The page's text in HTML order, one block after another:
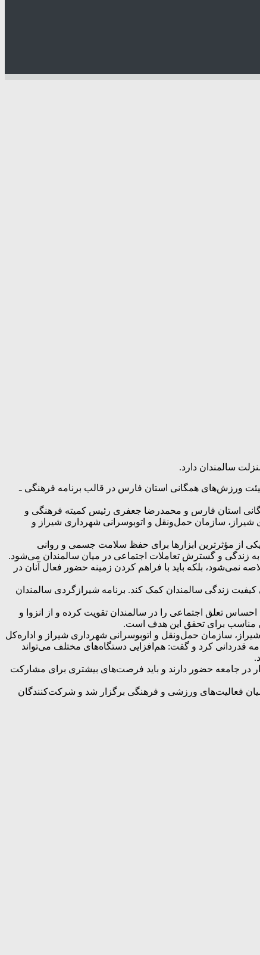
سالمندان دارد.
هیئت ورزش های همگانی استان فارس؛ بیش از ۲۵۰ ورزشکار سالمند هیئت ورزش‌های همگانی استان فارس در قالب برنامه فرهنگی ـ
استان فارس و محمدرضا جعفری رئیس کمیته فرهنگی و
سازمان حمل‌ونقل و اتوبوسرانی شهرداری شیراز و
از مؤثرترین ابزارها برای حفظ سلامت جسمی و روانی
زندگی و گسترش تعاملات اجتماعی در میان سالمندان می‌شود.
نمی‌شود، بلکه باید با فراهم کردن زمینه حضور فعال آنان در
زندگی سالمندان کمک کند. برنامه شیرازگردی سالمندان
تعلق اجتماعی را در سالمندان تقویت کرده و از انزوا و
مناسب برای تحقق این هدف است.
سازمان حمل‌ونقل و اتوبوسرانی شهرداری شیراز و اداره‌کل
قدردانی کرد و گفت: هم‌افزایی دستگاه‌های مختلف می‌تواند
با انگیزه، پویا و اثرگذار در جامعه حضور دارند و باید فرصت‌های بیشتری برای مشارکت
فعالیت‌های ورزشی و فرهنگی برگزار شد و شرکت‌کنندگان